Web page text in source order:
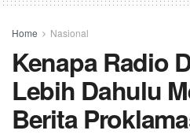
Home Nasional
Kenapa Radio
Lebih Dahulu
Berita